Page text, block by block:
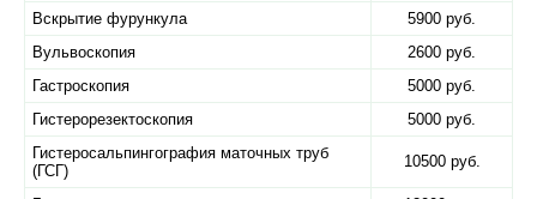
Вскрытие фурункула
5900 руб.
Вульвоскопия
2600 руб.
Гастроскопия
5000 руб.
Гистерорезектоскопия
5000 руб.
Гистеросальпингография маточных труб
(ГСГ)
10500 руб.